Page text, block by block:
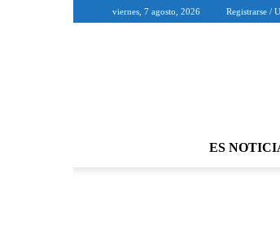
viernes, 7 agosto, 2026 Registrarse /
ES